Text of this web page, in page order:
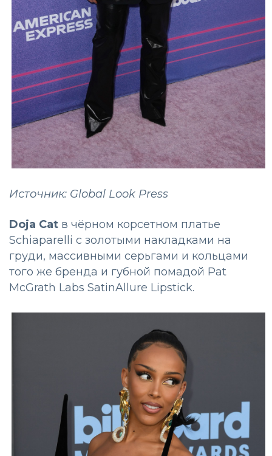
Источник: Global Look Press
Doja Cat в чёрном корсетном платье
Schiaparelli с золотыми накладками на
груди, массивными серьгами и кольцами
того же бренда и губной помадой Pat
McGrath Labs SatinAllure Lipstick.